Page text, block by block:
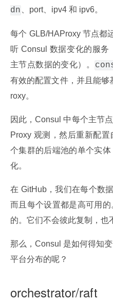
dn
、port、ipv4 和 ipv6。
每个 GLB/HAProxy 节点都
听 Consul 数据变化的服
主节点数据的变化）。
有效的配置文件，并且能
roxy。
因此，Consul 中每个主节
Proxy 观测，然后重新配
个集群的后端池的单个实
化。
在 GitHub，我们在每个数
而且每个设置都是高可用
的。它们不会彼此复制，也
那么，Consul 是如何得知
平台分布的呢？
orchestrator/raft